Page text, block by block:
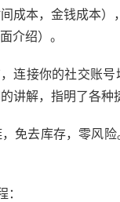
成本，金钱成本
介绍）。
连接你的社交账
讲解，指明了各种
免去库存，零风